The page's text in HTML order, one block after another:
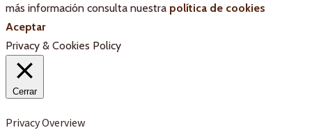
más información consulta nuestra política de cookies
Aceptar
Privacy & Cookies Policy
Cerrar
Privacy Overview